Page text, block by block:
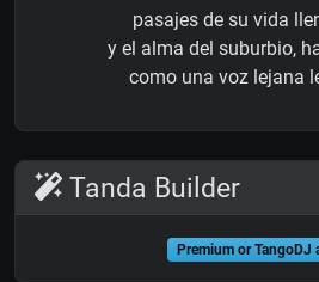
pasajes de su vida
y el alma del suburbio,
como una voz lejana
Tanda Builder
Premium or TangoDJ